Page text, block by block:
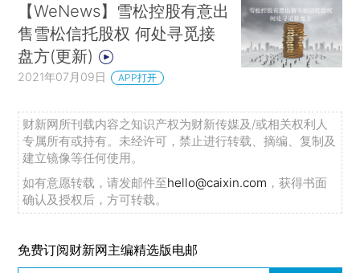
华尔街大行：美国CPI涨幅越低美股越强对于
即将在本周三公布的美国通胀指数，高盛和摩根大
通两家交易巨头难得地达成一致。认为只要本周三
公布的美国CPI涨幅在5%或者更低，可能会让美联
储停止加息，美股就有望受到提振……来看详文
分析师警告美股AI炒作过热AI话题持续大热，
近七个月以来美股收益率较好的科技巨头如苹果、
微软、谷歌，都涉及AI业务。但有分析师表示，如
详文■
【WeNews】雪松控股有意出
售雪松信托股权 何处寻觅接
盘方(更新)
2021年07月09日 APP打开
财新网所刊载内容之知识产权为财新传媒及/或相关权利人
专属所有或持有。未经许可，禁止进行转载、摘编、复制及
建立镜像等任何使用。
如有意愿转载，请发邮件至hello@caixin.com ，获得书面
确认及授权后，方可转载。
免费订阅财新网主编精选版电邮